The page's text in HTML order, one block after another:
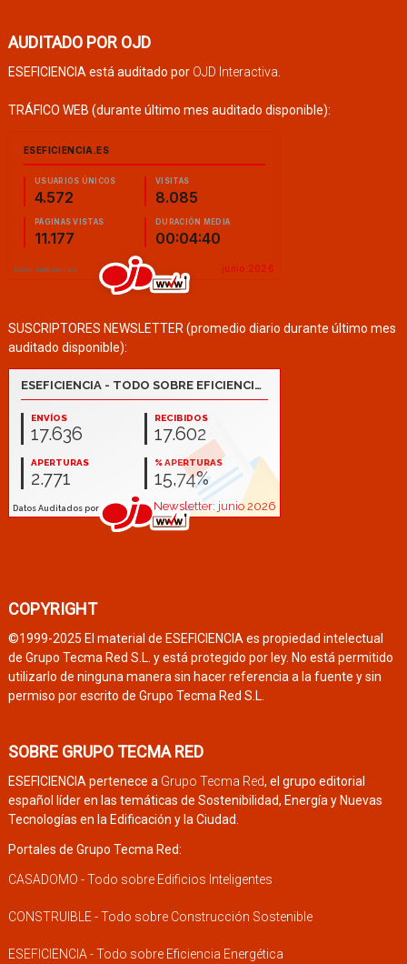
AUDITADO POR OJD
ESEFICIENCIA está auditado por OJD Interactiva
TRÁFICO WEB (durante último mes auditado disponible):
SUSCRIPTORES NEWSLETTER (promedio diario durante último mes
auditado disponible):
COPYRIGHT
©1999-2025 El material de ESEFICIENCIA es propiedad intelectual
de Grupo Tecma Red S.L. y está protegido por ley. No está permitido
utilizarlo de ninguna manera sin hacer referencia a la fuente y sin
permiso por escrito de Grupo Tecma Red S.L.
SOBRE GRUPO TECMA RED
ESEFICIENCIA pertenece a Grupo Tecma Red, el grupo editorial
español líder en las temáticas de Sostenibilidad, Energía y Nuevas
Tecnologías en la Edificación y la Ciudad.
Portales de Grupo Tecma Red:
CASADOMO - Todo sobre Edificios Inteligentes
CONSTRUIBLE - Todo sobre Construcción Sostenible
ESEFICIENCIA - Todo sobre Eficiencia Energética